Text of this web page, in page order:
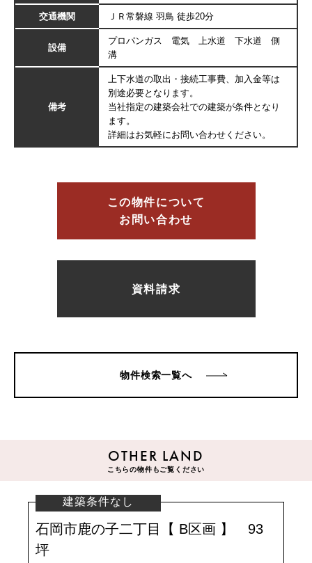
交通機関 ＪＲ常磐線 羽鳥 徒歩20分
設備
プロパンガス 電気 上水道 下水道 側
溝
備考
上下水道の取出・接続工事費、加入金等は
別途必要となります。
当社指定の建築会社での建築が条件となり
ます。
詳細はお気軽にお問い合わせください。
この物件について
お問い合わせ
資料請求
物件検索一覧へ
OTHER LAND
こちらの物件もご覧ください
建築条件なし
石岡市鹿の子二丁目【 B区画 】 93
坪